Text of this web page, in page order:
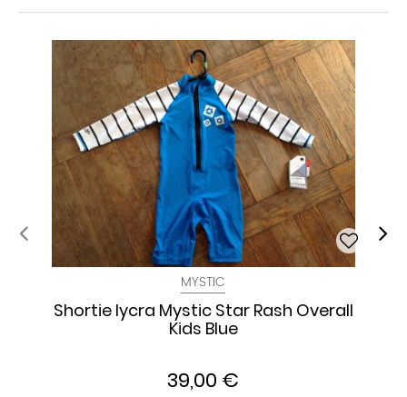
MYSTIC
Shortie lycra Mystic Star Rash Overall
Kids Blue
39,00 €